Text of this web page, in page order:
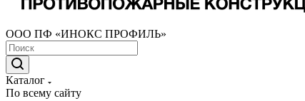
ООО ПФ «ИНОКС ПРОФИЛЬ»
Каталог
По всему сайту